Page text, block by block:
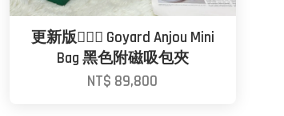
更新版🙆🏼‍♀️ Goyard Anjou Mini
Bag 黑色附磁吸包夾
NT$ 89,800